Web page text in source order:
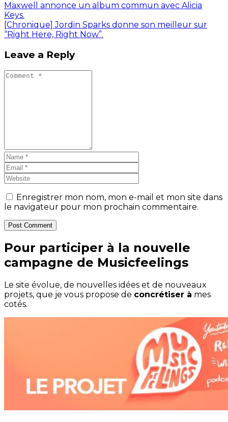
Maxwell annonce un album commun avec Alicia
Keys.
[Chronique] Jordin Sparks donne son meilleur sur
“Right Here, Right Now”.
Leave a Reply
Enregistrer mon nom, mon e-mail et mon site dans
le navigateur pour mon prochain commentaire.
Post Comment
Pour participer à la nouvelle
campagne de Musicfeelings
Le site évolue, de nouvelles idées et de nouveaux
projets, que je vous propose de concrétiser à mes
cotés.